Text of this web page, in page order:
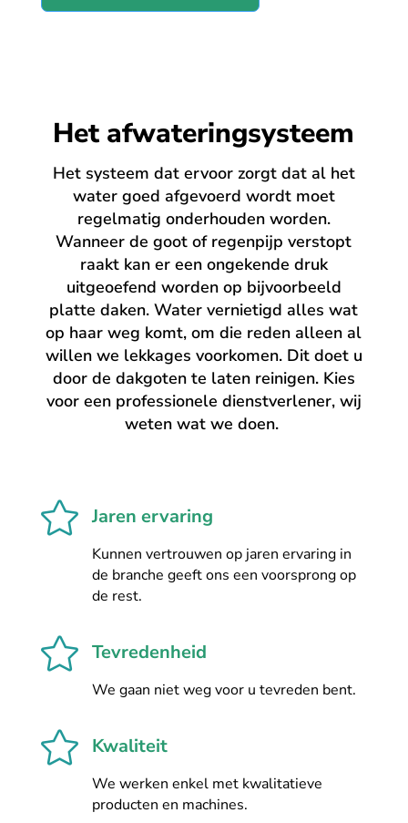
Het afwateringsysteem
Het systeem dat ervoor zorgt dat al het
water goed afgevoerd wordt moet
regelmatig onderhouden worden.
Wanneer de goot of regenpijp verstopt
raakt kan er een ongekende druk
uitgeoefend worden op bijvoorbeeld
platte daken. Water vernietigd alles wat
op haar weg komt, om die reden alleen al
willen we lekkages voorkomen. Dit doet u
door de dakgoten te laten reinigen. Kies
voor een professionele dienstverlener, wij
weten wat we doen.
 Jaren ervaring
Kunnen vertrouwen op jaren ervaring in
de branche geeft ons een voorsprong op
de rest.
 Tevredenheid
We gaan niet weg voor u tevreden bent.
 Kwaliteit
We werken enkel met kwalitatieve
producten en machines.